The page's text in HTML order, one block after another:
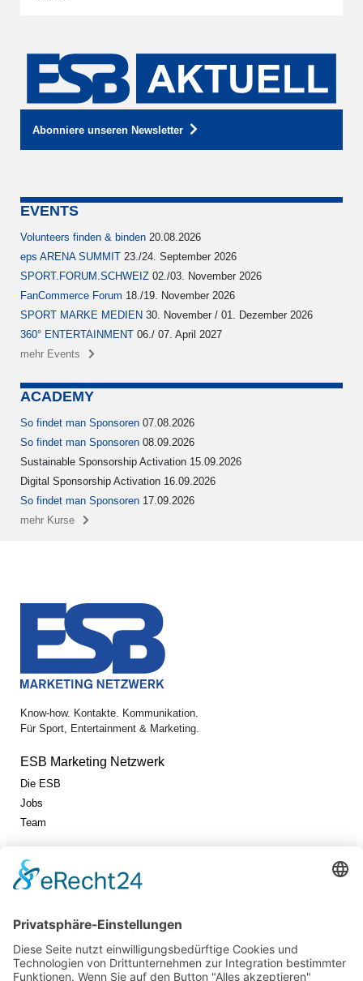
Abonniere unseren Newsletter
EVENTS
Volunteers finden & binden 20.08.2026
eps ARENA SUMMIT 23./24. September 2026
SPORT.FORUM.SCHWEIZ 02./03. November 2026
FanCommerce Forum 18./19. November 2026
SPORT MARKE MEDIEN 30. November / 01. Dezember 2026
360° ENTERTAINMENT 06./ 07. April 2027
mehr Events
ACADEMY
So findet man Sponsoren 07.08.2026
So findet man Sponsoren 08.09.2026
Sustainable Sponsorship Activation 15.09.2026
Digital Sponsorship Activation 16.09.2026
So findet man Sponsoren 17.09.2026
mehr Kurse
Know-how. Kontakte. Kommunikation.
Für Sport, Entertainment & Marketing.
ESB Marketing Netzwerk
Die ESB
Jobs
Team
Jetzt vernetzen!
Die ESB auf LinkedIn
Newsletter abonnieren